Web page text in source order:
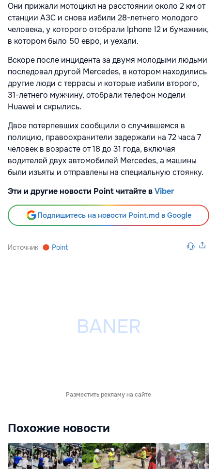
Они прижали мотоцикл на расстоянии около 2 км от
станции АЗС и снова избили 28-летнего молодого
человека, у которого отобрали Iphone 12 и бумажник,
в котором было 50 евро, и уехали.
Вскоре после инцидента за двумя молодыми людьми
последовал другой Mercedes, в котором находились
другие люди с террасы и которые избили второго,
31-летнего мужчину, отобрали телефон модели
Huawei и скрылись.
Двое потерпевших сообщили о случившемся в
полицию, правоохранители задержали на 72 часа 7
человек в возрасте от 18 до 31 года, включая
водителей двух автомобилей Mercedes, а машины
были изъяты и отправлены на специальную стоянку.
Эти и другие новости Point читайте вViber
Подпишитесь на новости Point.md в Google
Источник Point
Разместить рекламу на сайте
Похожие новости